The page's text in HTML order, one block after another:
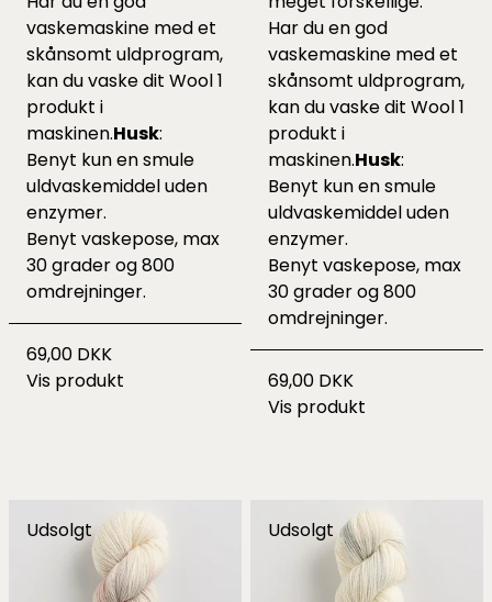
vaskemaskine med et
skånsomt uldprogram,
kan du vaske dit Wool 1
produkt i
maskinen.Husk:
Benyt kun en smule
uldvaskemiddel uden
enzymer.
Benyt vaskepose, max
30 grader og 800
omdrejninger.
69,00 DKK
Vis produkt
Har du en god
vaskemaskine med et
skånsomt uldprogram,
kan du vaske dit Wool 1
produkt i
maskinen.Husk:
Benyt kun en smule
uldvaskemiddel uden
enzymer.
Benyt vaskepose, max
30 grader og 800
omdrejninger.
69,00 DKK
Vis produkt
Udsolgt Udsolgt